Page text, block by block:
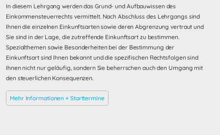
In diesem Lehrgang werden das Grund- und Aufbauwissen des
Einkommensteuerrechts vermittelt. Nach Abschluss des Lehrgangs sind
Ihnen die einzelnen Einkunftsarten sowie deren Abgrenzung vertraut und
Sie sind in der Lage, die zutreffende Einkunftsart zu bestimmen.
Spezialthemen sowie Besonderheiten bei der Bestimmung der
Einkunftsart sind Ihnen bekannt und die spezifischen Rechtsfolgen sind
Ihnen nicht nur geläufig, sondern Sie beherrschen auch den Umgang mit
den steuerlichen Konsequenzen.
Mehr Informationen + Starttermine